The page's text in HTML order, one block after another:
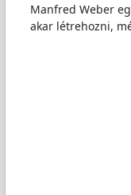
Manfred Weber
akar létrehozni,